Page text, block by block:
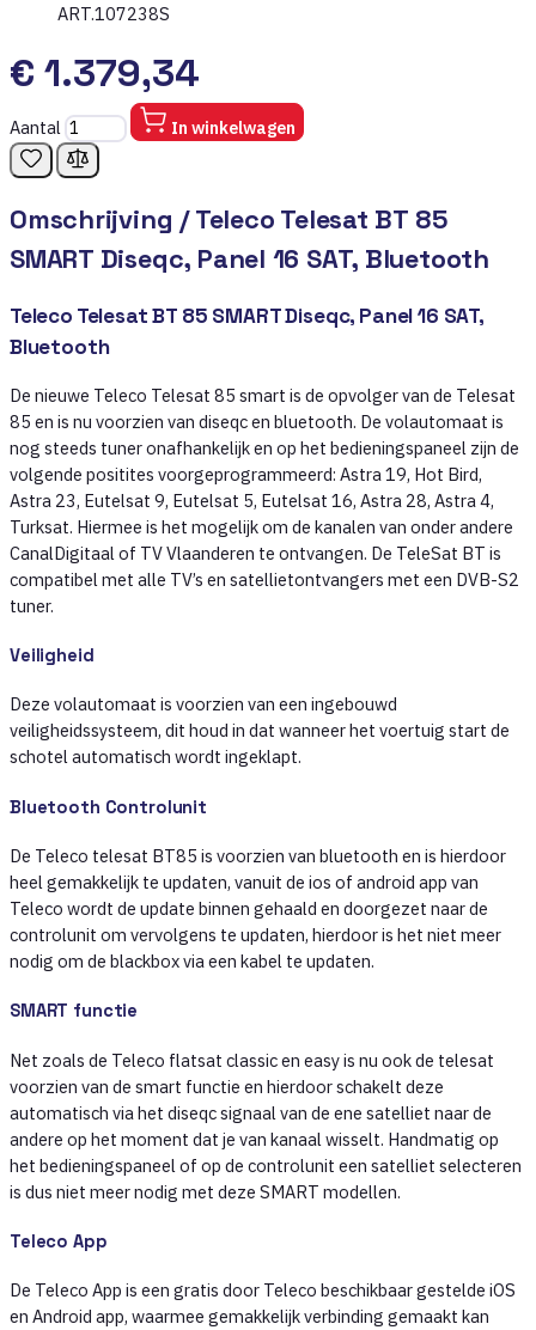
ART.107238S
€ 1.379,34
Aantal In winkelwagen
Omschrijving /Teleco Telesat BT 85
SMART Diseqc, Panel 16 SAT, Bluetooth
Teleco Telesat BT 85 SMART Diseqc, Panel 16 SAT,
Bluetooth
De nieuwe Teleco Telesat 85 smart is de opvolger van de Telesat
85 en is nu voorzien van diseqc en bluetooth. De volautomaat is
nog steeds tuner onafhankelijk en op het bedieningspaneel zijn de
volgende positites voorgeprogrammeerd: Astra 19, Hot Bird,
Astra 23, Eutelsat 9, Eutelsat 5, Eutelsat 16, Astra 28, Astra 4,
Turksat. Hiermee is het mogelijk om de kanalen van onder andere
CanalDigitaal of TV Vlaanderen te ontvangen. De TeleSat BT is
compatibel met alle TV’s en satellietontvangers met een DVB-S2
tuner.
Veiligheid
Deze volautomaat is voorzien van een ingebouwd
veiligheidssysteem, dit houd in dat wanneer het voertuig start de
schotel automatisch wordt ingeklapt.
Bluetooth Controlunit
De Teleco telesat BT85 is voorzien van bluetooth en is hierdoor
heel gemakkelijk te updaten, vanuit de ios of android app van
Teleco wordt de update binnen gehaald en doorgezet naar de
controlunit om vervolgens te updaten, hierdoor is het niet meer
nodig om de blackbox via een kabel te updaten.
SMART functie
Net zoals de Teleco flatsat classic en easy is nu ook de telesat
voorzien van de smart functie en hierdoor schakelt deze
automatisch via het diseqc signaal van de ene satelliet naar de
andere op het moment dat je van kanaal wisselt. Handmatig op
het bedieningspaneel of op de controlunit een satelliet selecteren
is dus niet meer nodig met deze SMART modellen.
Teleco App
De Teleco App is een gratis door Teleco beschikbaar gestelde iOS
en Android app, waarmee gemakkelijk verbinding gemaakt kan